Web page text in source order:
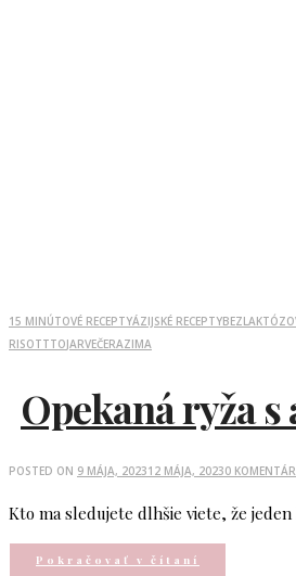
15 MINÚTOVÉ RECEPTYÁZIJSKÉ RECEPTY
RISOTTTOJARVEČERAZIMA
Opekaná ryža s
POSTED ON 9 MÁJA, 202312 MÁJA, 20230
Kto ma sledujete dlhšie viete, že
Pokračovať v čítaní